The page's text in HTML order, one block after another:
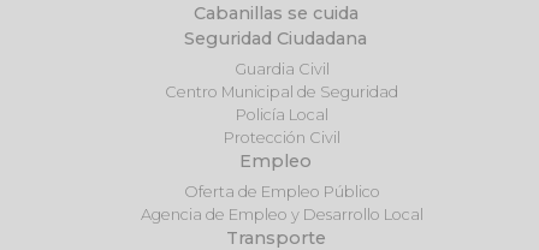
Cabanillas se cuida
Seguridad Ciudadana
Guardia Civil
Centro Municipal de Seguridad
Policía Local
Protección Civil
Empleo
Oferta de Empleo Público
Agencia de Empleo y Desarrollo Local
Transporte